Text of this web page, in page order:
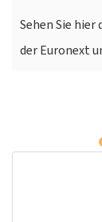
Sehen Sie
der Euronext